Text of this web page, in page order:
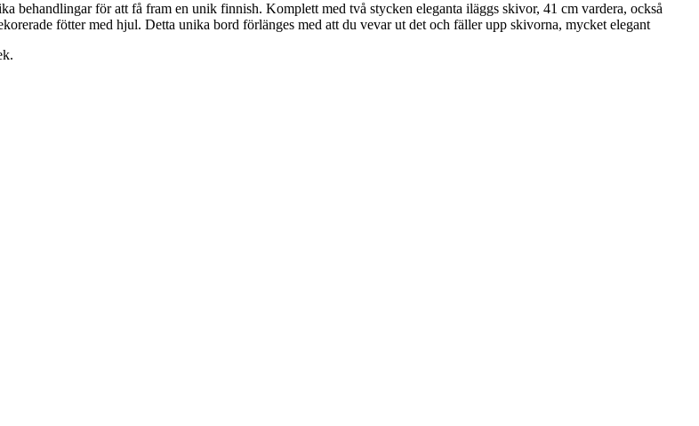
behandlingar för att få fram en unik finnish. Komplett med två stycken eleganta iläggs skivor, 41 cm vardera, också
fötter med hjul. Detta unika bord förlänges med att du vevar ut det och fäller upp skivorna, mycket elegant